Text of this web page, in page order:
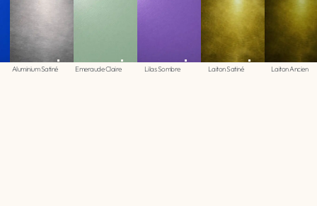
Aluminium Satiné Emeraude Claire Lilas Sombre Laiton Satiné Laiton Ancien